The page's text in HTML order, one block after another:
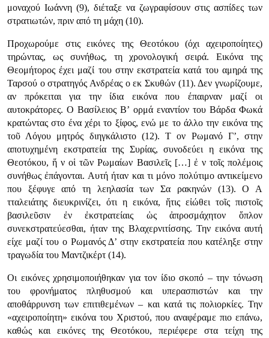
μοναχού Ιωάννη (9), διέταξε να ζωγραφίσουν στις ασπίδες των
στρατιωτών, πριν από τη μάχη (10).
Προχωρούμε στις εικόνες της Θεοτόκου (όχι αχειροποίητες)
τηρώντας, ως συνήθως, τη χρονολογική σειρά. Εικόνα της
Θεομήτορος έχει μαζί του στην εκστρατεία κατά του αμηρά της
Ταρσού ο στρατηγός Ανδρέας ο εκ Σκυθών (11). Δεν γνωρίζουμε,
αν πρόκειται για την ίδια εικόνα που έπαιρναν μαζί οι
αυτοκράτορες. Ο Βασίλειος Β’ ορμά εναντίον του Βάρδα Φωκά
κρατώντας στο ένα χέρι το ξίφος, ενώ με το άλλο την εικόνα της
τοῦ Λόγου μητρός διηγκάλιστο (12). Τ ον Ρωμανό Γ’, στην
αποτυχημένη εκστρατεία της Συρίας, συνοδεύει η εικόνα της
Θεοτόκου, ἥ ν οἱ τῶν Ρωμαίων Βασιλεῖς […] ἐ ν τοῖς πολέμοις
συνήθως ἐπάγονται. Αυτή ήταν και τι μόνο πολύτιμο αντικείμενο
που ξέφυγε από τη λεηλασία των Σα ρακηνών (13). Ο Α
τταλειάτης διευκρινίζει, ότι η εικόνα, ἥτις εἰώθει τοῖς πιστοῖς
βασιλεῦσιν ἐν ἐκστρατείαις ὡς ἀπροσμάχητον ὅπλον
συνεκστρατεύεσθαι, ήταν της Βλαχερνιτίσσης. Την εικόνα αυτή
είχε μαζί του ο Ρωμανός Δ’ στην εκστρατεία που κατέληξε στην
τραγωδία του Μαντζικέρτ (14).
Οι εικόνες χρησιμοποιήθηκαν για τον ίδιο σκοπό – την τόνωση
του φρονήματος πληθυσμού και υπερασπιστών και την
αποθάρρυνση των επιτιθεμένων – και κατά τις πολιορκίες. Την
«αχειροποίητη» εικόνα του Χριστού, που αναφέραμε πιο επάνω,
καθώς και εικόνες της Θεοτόκου, περιέφερε στα τείχη της